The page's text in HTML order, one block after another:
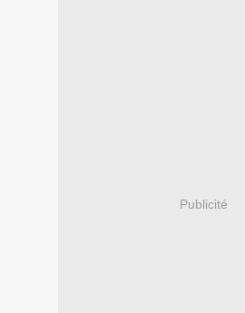
Publicité